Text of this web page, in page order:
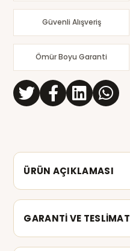
Güvenli Alışveriş
Ömür Boyu Garanti
ÜRÜN AÇIKLAMASI
GARANTİ VE TESLİMAT